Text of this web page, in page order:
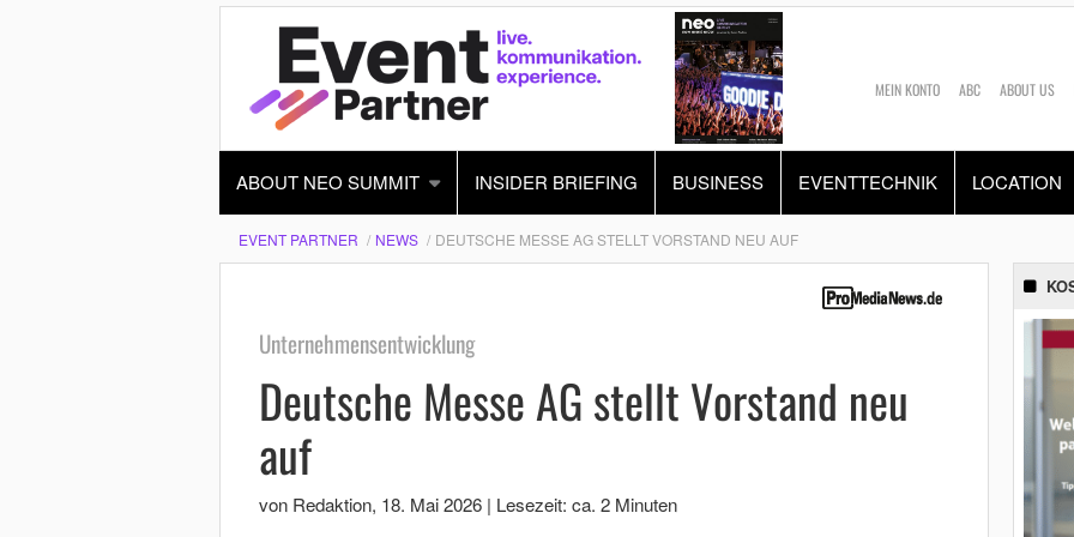
MEIN KONTO ABC ABOUT US
ABOUT NEO SUMMIT INSIDER BRIEFING BUSINESS EVENTTECHNIK LOCATION
EVENT PARTNER NEWS DEUTSCHE MESSE AG STELLT VORSTAND NEU AUF
Unternehmensentwicklung
Deutsche Messe AG stellt Vorstand neu
auf
von Redaktion, 18. Mai 2026 | Lesezeit: ca. 2 Minuten